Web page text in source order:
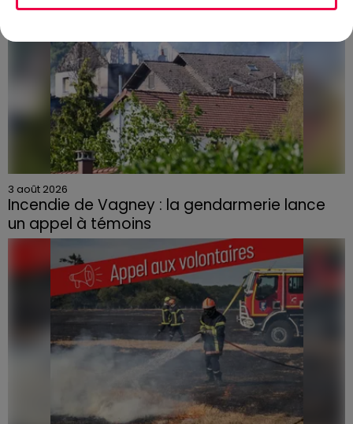
3 août 2026
Incendie de Vagney : la gendarmerie lance
un appel à témoins
Le feu, parti d'une haie avant de se propager au
quartier résidentiel, avait détruit deux habitations et
contraint à l'évacuation d'une centaine de personnes.